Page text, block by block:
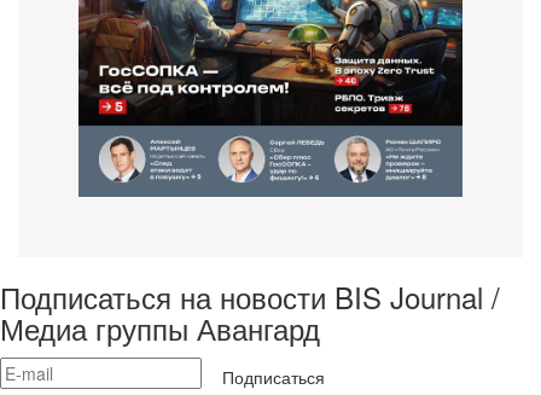
Подписаться на новости BIS Journal /
Медиа группы Авангард
Подписаться